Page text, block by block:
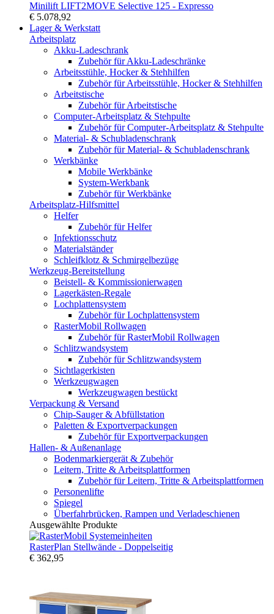
Minilift LIFT2MOVE Selective 125 - Expresso
€ 5.078,92
Lager & Werkstatt
Arbeitsplatz
Akku-Ladeschrank
Zubehör für Akku-Ladeschränke
Arbeitsstühle, Hocker & Stehhilfen
Zubehör für Arbeitsstühle, Hocker & Stehhilfen
Arbeitstische
Zubehör für Arbeitstische
Computer-Arbeitsplatz & Stehpulte
Zubehör für Computer-Arbeitsplatz & Stehpulte
Material- & Schubladenschrank
Zubehör für Material- & Schubladenschrank
Werkbänke
Mobile Werkbänke
System-Werkbank
Zubehör für Werkbänke
Arbeitsplatz-Hilfsmittel
Helfer
Zubehör für Helfer
Infektionsschutz
Materialständer
Schleifklotz & Schmirgelbezüge
Werkzeug-Bereitstellung
Beistell- & Kommissionierwagen
Lagerkästen-Regale
Lochplattensystem
Zubehör für Lochplattensystem
RasterMobil Rollwagen
Zubehör für RasterMobil Rollwagen
Schlitzwandsystem
Zubehör für Schlitzwandsystem
Sichtlagerkisten
Werkzeugwagen
Werkzeugwagen bestückt
Verpackung & Versand
Chip-Sauger & Abfüllstation
Paletten & Exportverpackungen
Zubehör für Exportverpackungen
Hallen- & Außenanlage
Bodenmarkiergerät & Zubehör
Leitern, Tritte & Arbeitsplattformen
Zubehör für Leitern, Tritte & Arbeitsplattformen
Personenlifte
Spiegel
Überfahrbrücken, Rampen und Verladeschienen
Ausgewählte Produkte
RasterPlan Stellwände - Doppelseitig
€ 362,95